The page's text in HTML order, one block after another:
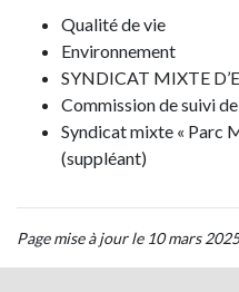
Qualité de vie
Environnement
SYNDICAT MIXTE
Commission de suivi
Syndicat mixte « Parc
(suppléant)
Page mise à jour le 10 mars 2025